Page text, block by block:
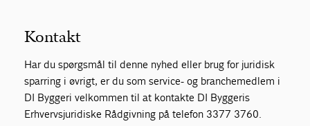
Kontakt
Har du spørgsmål til denne nyhed eller brug for juridisk
sparring i øvrigt, er du som service- og branchemedlem i
DI Byggeri velkommen til at kontakte DI Byggeris
Erhvervsjuridiske Rådgivning på telefon 3377 3760.